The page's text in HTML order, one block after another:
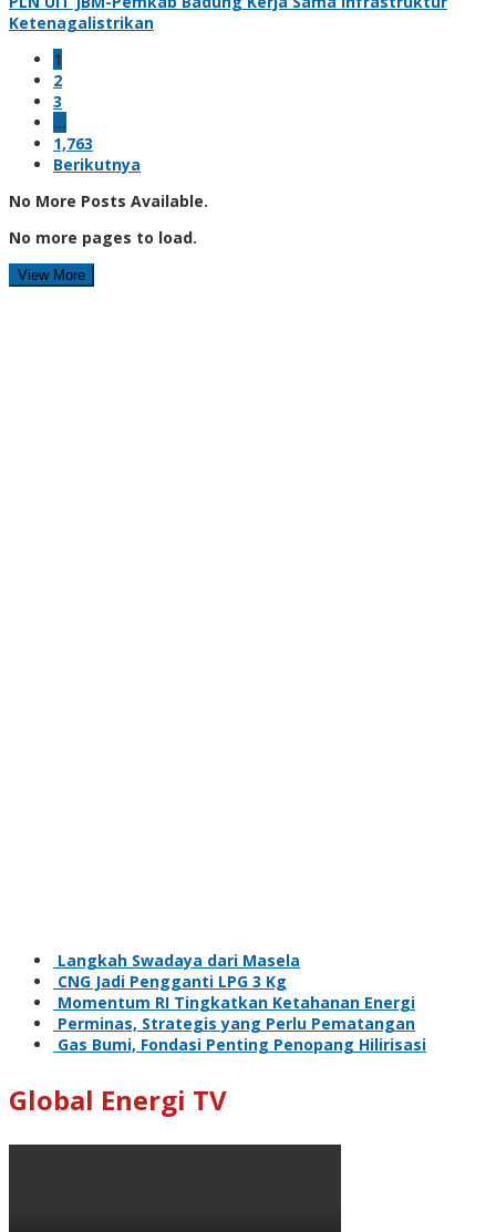
Ketenagalistrikan
1
2
3
…
1,763
Berikutnya
No More Posts Available.
No more pages to load.
View More
Langkah Swadaya dari Masela
CNG Jadi Pengganti LPG 3 Kg
Momentum RI Tingkatkan Ketahanan Energi
Perminas, Strategis yang Perlu Pematangan
Gas Bumi, Fondasi Penting Penopang Hilirisasi
Global Energi TV